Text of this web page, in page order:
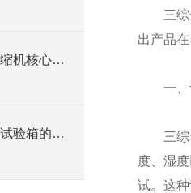
高低温试验箱的报价压缩机核心部件的保养
总结三综合温湿度振动试验箱的的相关知识点
三综合
出产品
一、
三综合
度、湿
试。这